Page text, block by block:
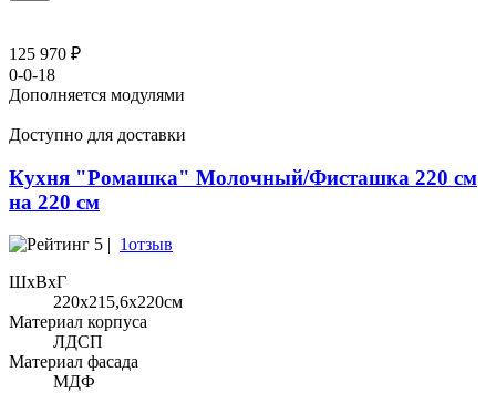
125 970 ₽
0-0-18
Дополняется модулями
Доступно для доставки
Кухня "Ромашка" Молочный/Фисташка 220 см
на 220 см
5 | 1отзыв
ШхВхГ
220x215,6х220см
Материал корпуса
ЛДСП
Материал фасада
МДФ